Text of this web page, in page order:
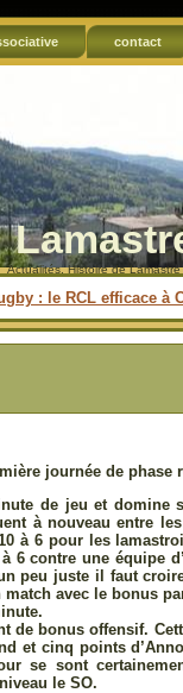
contact
Actualités, Histoire de
: le RCL efficace à
journée de phase
de jeu et domine
à nouveau entre
à 6 pour les
6 contre une équipe
peu juste il faut
avec le bonus
de bonus offensif.
et cinq points
se sont
le SO.